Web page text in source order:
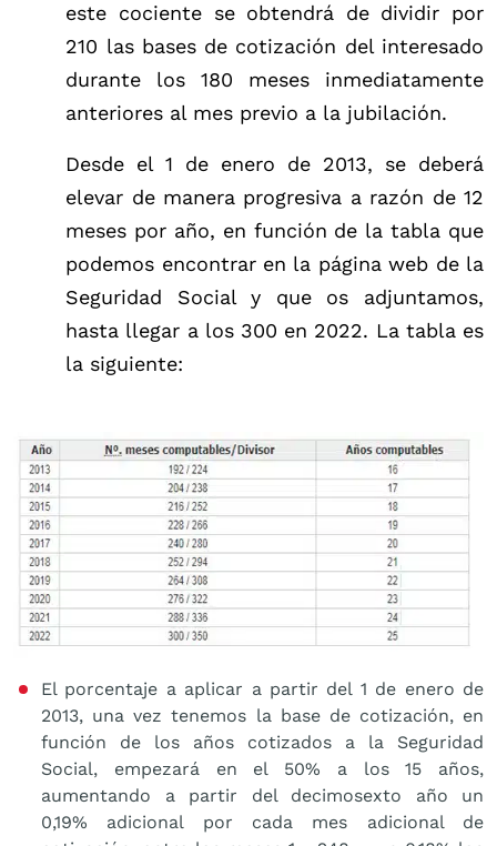
este cociente se obtendrá de dividir por
210 las bases de cotización del interesado
durante los 180 meses inmediatamente
anteriores al mes previo a la jubilación.
Desde el 1 de enero de 2013, se deberá
elevar de manera progresiva a razón de 12
meses por año, en función de la tabla que
podemos encontrar en la página web de la
Seguridad Social y que os adjuntamos,
hasta llegar a los 300 en 2022. La tabla es
la siguiente:
El porcentaje a aplicar a partir del 1 de enero de
2013, una vez tenemos la base de cotización, en
función de los años cotizados a la Seguridad
Social, empezará en el 50% a los 15 años,
aumentando a partir del decimosexto año un
0,19% adicional por cada mes adicional de